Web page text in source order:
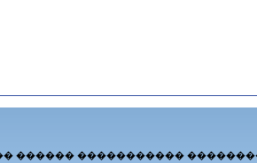
������ �����������